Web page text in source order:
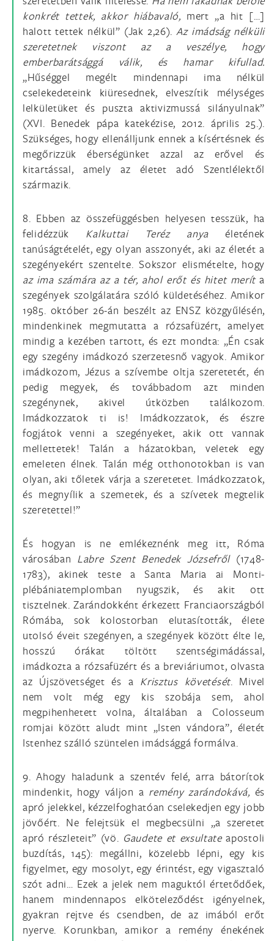
konkrét tettek, akkor hiábavaló, mert „a hit […]
halott tettek nélkül” (Jak 2,26).Az imádság nélküli
szeretetnek viszont az a veszélye, hogy
emberbarátsággá válik, és hamar kifullad.
„Hűséggel megélt mindennapi ima nélkül
cselekedeteink kiüresednek, elveszítik mélységes
lelkületüket és puszta aktivizmussá silányulnak”
(XVI. Benedek pápa katekézise, 2012. április 25.).
Szükséges, hogy ellenálljunk ennek a kísértésnek és
megőrizzük éberségünket azzal az erővel és
kitartással, amely az életet adó Szentlélektől
származik.
8. Ebben az összefüggésben helyesen tesszük, ha
felidézzük Kalkuttai Teréz anyaéletének
tanúságtételét, egy olyan asszonyét, aki az életét a
szegényekért szentelte. Sokszor elismételte, hogy
az ima számára az a tér, ahol erőt és hitet meríta
szegények szolgálatára szóló küldetéséhez. Amikor
1985. október 26-án beszélt az ENSZ közgyűlésén,
mindenkinek megmutatta a rózsafüzért, amelyet
mindig a kezében tartott, és ezt mondta: „Én csak
egy szegény imádkozó szerzetesnő vagyok. Amikor
imádkozom, Jézus a szívembe oltja szeretetét, én
pedig megyek, és továbbadom azt minden
szegénynek, akivel útközben találkozom.
Imádkozzatok ti is! Imádkozzatok, és észre
fogjátok venni a szegényeket, akik ott vannak
mellettetek! Talán a házatokban, veletek egy
emeleten élnek. Talán még otthonotokban is van
olyan, aki tőletek várja a szeretetet. Imádkozzatok,
és megnyílik a szemetek, és a szívetek megtelik
szeretettel!”
És hogyan is ne emlékeznénk meg itt, Róma
városában Labre Szent Benedek Józsefről (1748-
1783), akinek teste a Santa Maria ai Monti-
plébániatemplomban nyugszik, és akit ott
tisztelnek. Zarándokként érkezett Franciaországból
Rómába, sok kolostorban elutasították, élete
utolsó éveit szegényen, a szegények között élte le,
hosszú órákat töltött szentségimádással,
imádkozta a rózsafüzért és a breviáriumot, olvasta
az Újszövetséget és a Krisztus követését. Mivel
nem volt még egy kis szobája sem, ahol
megpihenhetett volna, általában a Colosseum
romjai között aludt mint „Isten vándora”, életét
Istenhez szálló szüntelen imádsággá formálva.
9. Ahogy haladunk a szentév felé, arra bátorítok
mindenkit, hogy váljon a remény zarándokává, és
apró jelekkel, kézzelfoghatóan cselekedjen egy jobb
jövőért. Ne felejtsük el megbecsülni „a szeretet
apró részleteit” (vö. Gaudete et exsultateapostoli
buzdítás, 145): megállni, közelebb lépni, egy kis
figyelmet, egy mosolyt, egy érintést, egy vigasztaló
szót adni… Ezek a jelek nem maguktól értetődőek,
hanem mindennapos elköteleződést igényelnek,
gyakran rejtve és csendben, de az imából erőt
nyerve. Korunkban, amikor a remény énekének